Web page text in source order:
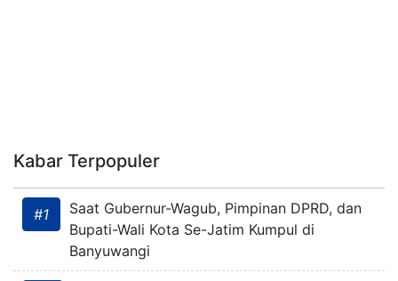
Kabar Terpopuler
#1
Saat Gubernur-Wagub, Pimpinan DPRD, dan
Bupati-Wali Kota Se-Jatim Kumpul di
Banyuwangi